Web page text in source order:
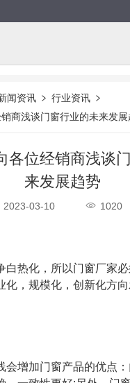
闻资讯
行业资讯
商浅谈门窗行业的未来发展
各位经销商浅谈
来发展趋势
2023-03-10 1020
白热化，所以门窗厂家
化，规模化，创新化方向
会增加门窗产品的优点